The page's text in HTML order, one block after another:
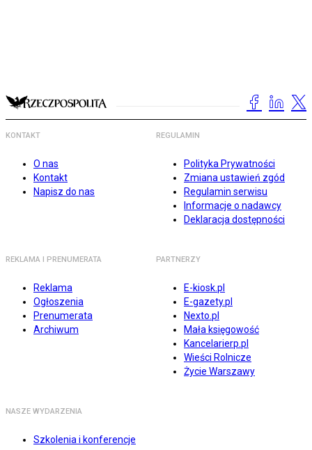
KONTAKT
O nas
Kontakt
Napisz do nas
REGULAMIN
Polityka Prywatności
Zmiana ustawień zgód
Regulamin serwisu
Informacje o nadawcy
Deklaracja dostępności
REKLAMA I PRENUMERATA
Reklama
Ogłoszenia
Prenumerata
Archiwum
PARTNERZY
E-kiosk.pl
E-gazety.pl
Nexto.pl
Mała księgowość
Kancelarierp.pl
Wieści Rolnicze
Życie Warszawy
NASZE WYDARZENIA
Szkolenia i konferencje